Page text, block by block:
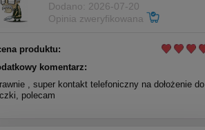
Dodano: 2026-07-20
Opinia zweryfikowana
produktu:
komentarz:
, super kontakt telefoniczny na dołożenie do
polecam